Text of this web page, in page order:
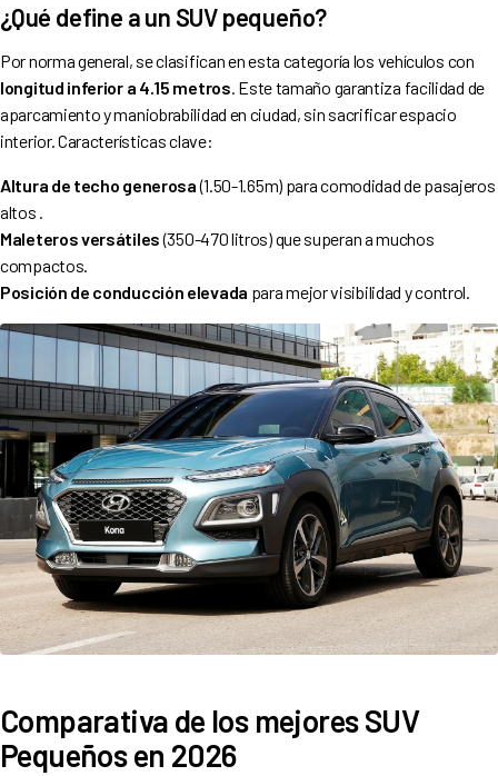
¿Qué define a un SUV pequeño?
Por norma general, se clasifican en esta categoría los vehículos con
longitud inferior a 4.15 metros . Este tamaño garantiza facilidad de
aparcamiento y maniobrabilidad en ciudad, sin sacrificar espacio
interior. Características clave:
Altura de techo generosa(1.50-1.65m) para comodidad de pasajeros
altos .
Maleteros versátiles(350-470 litros) que superan a muchos
compactos.
Posición de conducción elevada para mejor visibilidad y control.
Comparativa de los mejores SUV
Pequeños en 2026